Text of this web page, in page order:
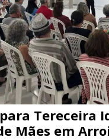
Tereceira
Mães em